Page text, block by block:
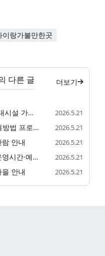
이랑가볼만한곳
다른 글 더보기
라온호텔앤리조트 객실 가격 부대시설 가족 숙소 정리 2026.5.21
산성어린이도서관 운영시간 이용방법 프로그램 정리 2026.5.21
안내 2026.5.21
포스플렉스 수영장 - 이용요금·운영시간·예약 안내 2026.5.21
안내 2026.5.21